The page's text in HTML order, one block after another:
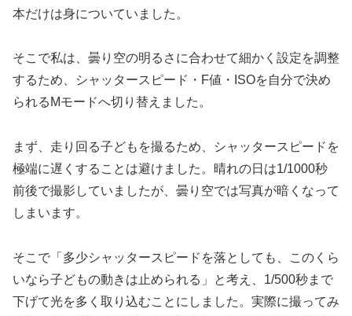
本だけは身についていました。
そこで私は、曇り空の明るさに合わせて細かく設定を調整
するため、シャッタースピード・F値・ISOを自分で決め
られるMモードへ切り替えました。
まず、走り回る子どもを撮るため、シャッタースピードを
極端に遅くすることは避けました。晴れの日は1/1000秒
前後で撮影していましたが、曇り空では写真が暗くなって
しまいます。
そこで「多少シャッタースピードを落としても、このくら
いなら子どもの動きは止められる」と考え、1/500秒まで
下げて光を多く取り込むことにしました。実際に撮ってみ